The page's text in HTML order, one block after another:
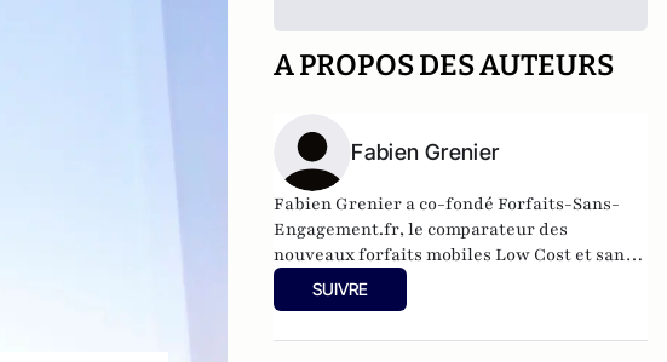
A PROPOS DES AUTEURS
Fabien Grenier
Fabien Grenier a co-fondéForfaits-Sans-
Engagement.fr, le comparateur des
nouveaux forfaits mobiles Low Cost et sans
aucun engagement.
SUIVRE